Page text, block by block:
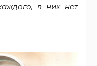
в них нет